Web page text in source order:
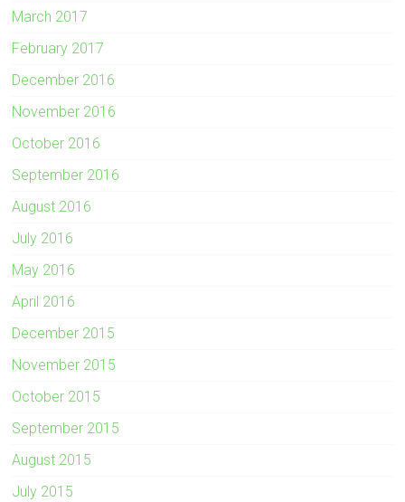
March 2017
February 2017
December 2016
November 2016
October 2016
September 2016
August 2016
July 2016
May 2016
April 2016
December 2015
November 2015
October 2015
September 2015
August 2015
July 2015